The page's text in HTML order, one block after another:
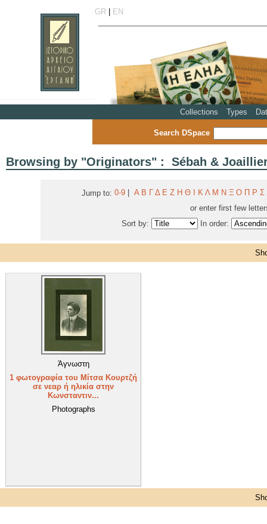
GR| EN
Collections Types
Search DSpace
Browsing by "Originators" : Sébah &
Jump to: 0-9 Α Β Γ Δ Ε Ζ Η Θ Κ Λ Μ Ν Ξ Ο Π Ρ Σ
or enter first few
Sort by:
In order:
Άγνωστη
1 φωτογραφία του Μίτσα Κουρτζή
σε νεαρ ή ηλικία στην
Κωνσταντιν...
Photographs